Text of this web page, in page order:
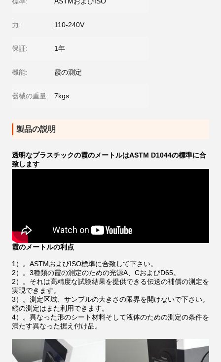
力: 110-240V
保証: 1年
機能: 霞の測定
器械の重量: 7kgs
製品の説明
透明なプラスチックの霞のメートルはASTM D1044の標準に合
致します
霞のメートルの利点
1）。ASTMおよびISO標準に合致して下さい。
2）。3種類の霞の測定のための光源A、CおよびD65。
2）。それは高精度な試験結果を提供できる伝送の補償の測定を
実現できます。
3）。測定区域、サンプルの大きさの限界を開けないで下さい。
縦の測定はまた利用できます。
4）。異なった形のシート材料そして液体のための測定の条件を
満たす異なった据え付け品。